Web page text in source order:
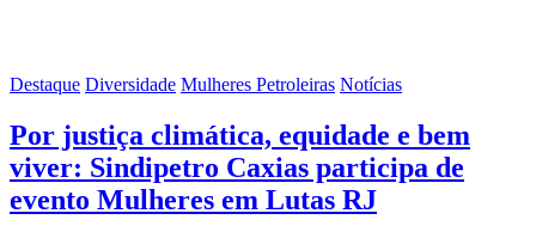
Destaque Diversidade Mulheres Petroleiras Notícias
Por justiça climática, equidade e bem
viver: Sindipetro Caxias participa de
evento Mulheres em Lutas RJ